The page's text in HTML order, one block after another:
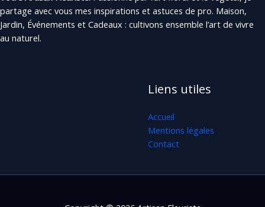
partage avec vous mes inspirations et astuces de pro. Maison,
Jardin, Événements et Cadeaux : cultivons ensemble l’art de vivre
au naturel.
Liens utiles
Accueil
Mentions légales
Contact